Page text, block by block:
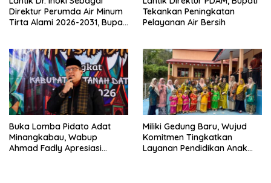
Direktur Perumda Air Minum
Tirta Alami 2026-2031, Bupati
Fakta Integritas Berdasarkan
Visi dan Misi
Tekankan Peningkatan
Pelayanan Air Bersih
Buka Lomba Pidato Adat
Minangkabau, Wabup
Ahmad Fadly Apresiasi
Miliki Gedung Baru, Wujud
Komitmen Tingkatkan
Layanan Pendidikan Anak